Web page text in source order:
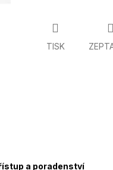
TISK
a poradenství